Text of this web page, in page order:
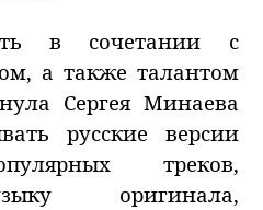
в сочетании с
а также талантом
Сергея Минаева
русские версии
треков,
оригинала,